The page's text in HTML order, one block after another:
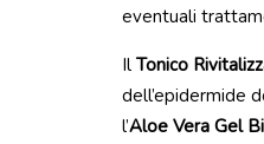
eventuali
Il Tonico
dell’epidermide
l’Aloe Vera Gel